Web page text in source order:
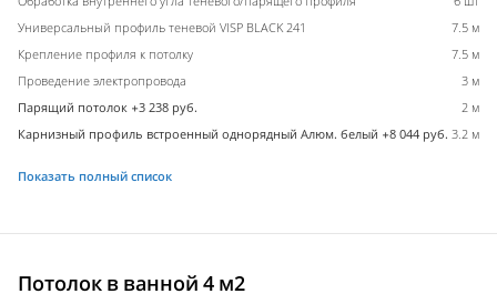
Универсальный профиль теневой VISP BLACK 241
7.5 м
Крепление профиля к потолку
7.5 м
Проведение электропровода
3 м
Парящий потолок +3 238 руб.
2 м
Карнизный профиль встроенный однорядный Алюм. белый +8 044 руб. 3.2 м
Показать полный список
Потолок в ванной 4 м2